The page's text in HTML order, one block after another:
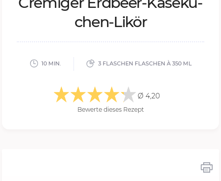
chen-Li­kör
10 MIN. 3 FLASCHEN FLASCHEN À 350 ML
Ø 4,20
Bewerte dieses Rezept